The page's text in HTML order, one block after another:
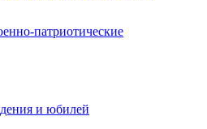
патриотические
и юбилей